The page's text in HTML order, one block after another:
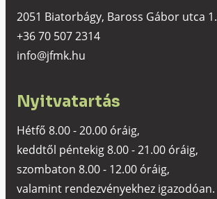
2051 Biatorbágy, Baross Gábor utca 1.
+36 70 507 2314
info@jfmk.hu
Nyitvatartás
Hétfő 8.00 - 20.00 óráig,
keddtől péntekig 8.00 - 21.00 óráig,
szombaton 8.00 - 12.00 óráig,
valamint rendezvényekhez igazodóan.